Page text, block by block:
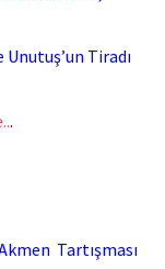
Unutuş’un Tiradı
.
Tartışması